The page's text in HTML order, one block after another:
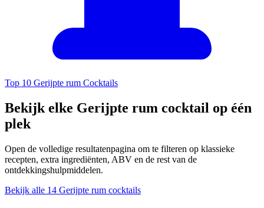
Top 10 Gerijpte rum Cocktails
Bekijk elke Gerijpte rum cocktail op één
plek
Open de volledige resultatenpagina om te filteren op klassieke
recepten, extra ingrediënten, ABV en de rest van de
ontdekkingshulpmiddelen.
Bekijk alle 14 Gerijpte rum cocktails